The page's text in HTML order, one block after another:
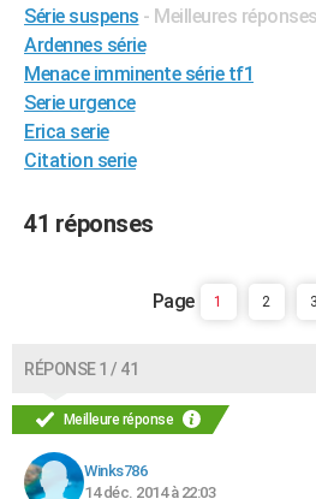
CARTE DE VOEUX
Carte de Noël
Carte Bonne année
Carte Saint-Valentin
Carte Pâques
Carte d'anniversaire
DICTIONNAIRE
Dictionnaire
Biographies
Expressions
Proverbes
PROGRAMME TV
COPAINS D'AVANT
S'inscrire
Se connecter
Lycées
Collèges
Primaires
Universités
Entreprises
Service militaire
Avis de recherche
AVIS DE DÉCÈS
Série suspens - Meilleures réponses
Ardennes série
Menace imminente série tf1
Serie urgence
Erica serie
Citation serie
41 réponses
1 2 3
RÉPONSE 1 / 41
Meilleure réponse
Winks786
14 déc. 2014 à 22:03